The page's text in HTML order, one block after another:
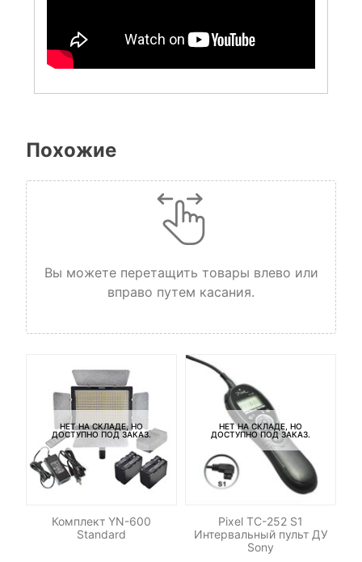
Похожие
Вы можете перетащить товары влево или
вправо путем касания.
НЕТ НА СКЛАДЕ, НО
ДОСТУПНО ПОД ЗАКАЗ.
Комплект YN-600
Standard
НЕТ НА СКЛАДЕ, НО
ДОСТУПНО ПОД ЗАКАЗ.
Pixel TC-252 S1
Интервальный пульт ДУ
Sony